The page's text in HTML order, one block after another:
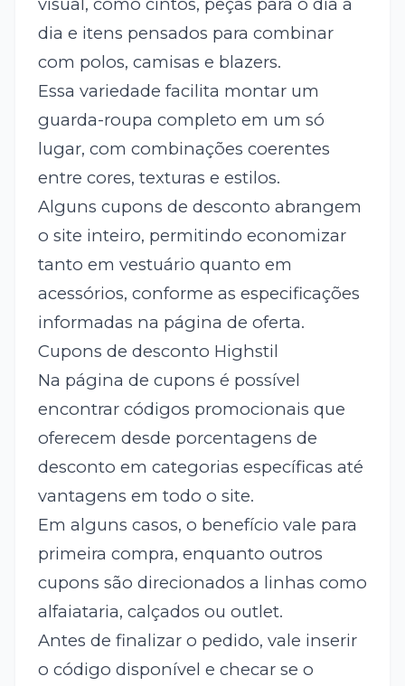
dia e itens pensados para combinar
com polos, camisas e blazers.
Essa variedade facilita montar um
guarda-roupa completo em um só
lugar, com combinações coerentes
entre cores, texturas e estilos.
Alguns cupons de desconto abrangem
o site inteiro, permitindo economizar
tanto em vestuário quanto em
acessórios, conforme as especificações
informadas na página de oferta.
Cupons de desconto Highstil
Na página de cupons é possível
encontrar códigos promocionais que
oferecem desde porcentagens de
desconto em categorias específicas até
vantagens em todo o site.
Em alguns casos, o benefício vale para
primeira compra, enquanto outros
cupons são direcionados a linhas como
alfaiataria, calçados ou outlet.
Antes de finalizar o pedido, vale inserir
o código disponível e checar se o